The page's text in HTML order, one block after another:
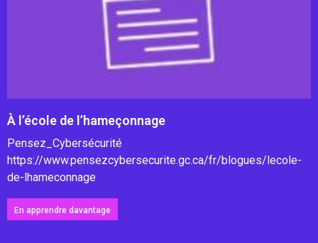
À l’école de l’hameçonnage
Pensez_Cybersécurité
https://www.pensezcybersecurite.gc.ca/fr/blogues/lecole-
de-lhameconnage
En apprendre davantage